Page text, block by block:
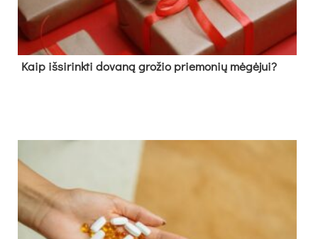
Kaip išsirinkti dovaną grožio priemonių mėgėjui?